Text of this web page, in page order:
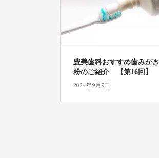
豊美歯科おすすめ歯みがき
粉のご紹介 【第16回】
2024年9月9日